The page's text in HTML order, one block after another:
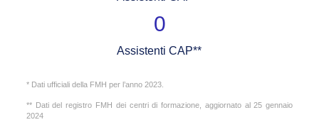
Assistenti CAP**
0
* Dati ufficiali della FMH per l’anno 2023.
** Dati del registro FMH dei centri di formazione, aggiornato al 25 gennaio
2024